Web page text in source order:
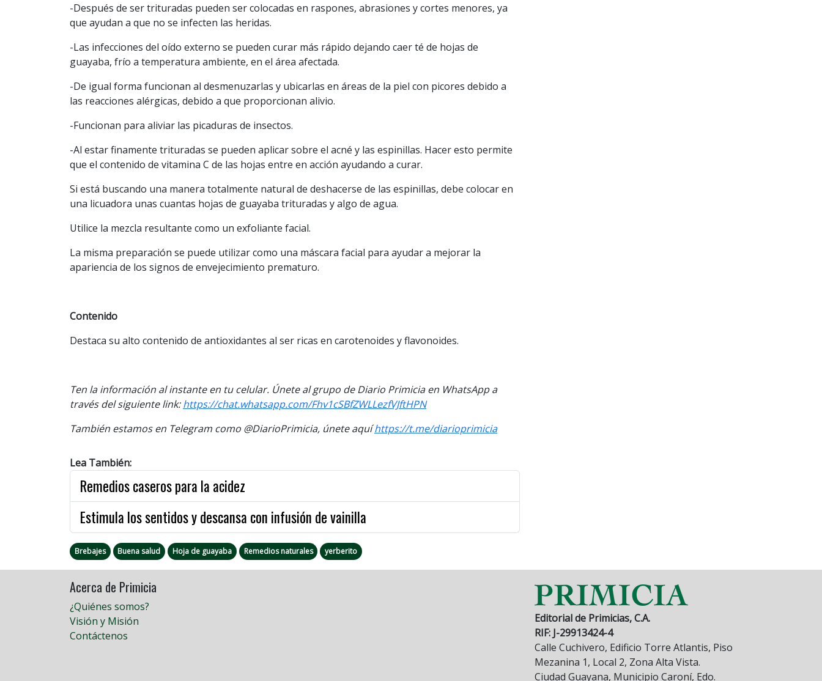
-Después de ser trituradas pueden ser colocadas en raspones, abrasiones y cortes menores, ya
que ayudan a que no se infecten las heridas.
-Las infecciones del oído externo se pueden curar más rápido dejando caer té de hojas de
guayaba, frío a temperatura ambiente, en el área afectada.
-De igual forma funcionan al desmenuzarlas y ubicarlas en áreas de la piel con picores debido a
las reacciones alérgicas, debido a que proporcionan alivio.
-Funcionan para aliviar las picaduras de insectos.
-Al estar finamente trituradas se pueden aplicar sobre el acné y las espinillas. Hacer esto permite
que el contenido de vitamina C de las hojas entre en acción ayudando a curar.
Si está buscando una manera totalmente natural de deshacerse de las espinillas, debe colocar en
una licuadora unas cuantas hojas de guayaba trituradas y algo de agua.
Utilice la mezcla resultante como un exfoliante facial.
La misma preparación se puede utilizar como una máscara facial para ayudar a mejorar la
apariencia de los signos de envejecimiento prematuro.
Contenido
Destaca su alto contenido de antioxidantes al ser ricas en carotenoides y flavonoides.
Ten la información al instante en tu celular. Únete al grupo de Diario Primicia en WhatsApp a
través del siguiente link:https://chat.whatsapp.com/Fhv1cSBfZWLLezfVJftHPN
También estamos en Telegram como @DiarioPrimicia, únete aquíhttps://t.me/diarioprimicia
Lea También:
Remedios caseros para la acidez
Estimula los sentidos y descansa con infusión de vainilla
Brebajes Buena salud Hoja de guayaba Remedios naturales yerberito
Acerca de Primicia
¿Quiénes somos?
Visión y Misión
Contáctenos
Editorial de Primicias, C.A.
RIF: J-29913424-4
Calle Cuchivero, Edificio Torre Atlantis, Piso
Mezanina 1, Local 2, Zona Alta Vista.
Ciudad Guayana, Municipio Caroní, Edo.